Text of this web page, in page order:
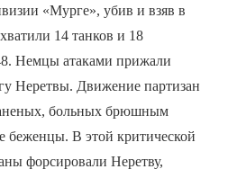
«Мурге», убив и взяв в
14 танков и 18
Немцы атаками прижали
Неретвы. Движение партизан
больных брюшным
беженцы. В этой критической
форсировали Неретву,